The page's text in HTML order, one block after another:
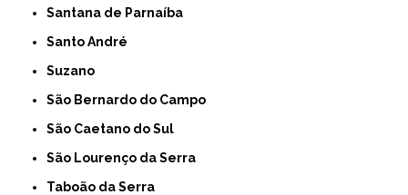
Santana de Parnaíba
Santo André
Suzano
São Bernardo do Campo
São Caetano do Sul
São Lourenço da Serra
Taboão da Serra